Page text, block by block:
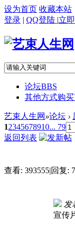
设为首页 收藏本站
登录 | QQ登陆 |立
论坛BBS
其他方式购
艺束人生网 »论坛 ›
12345678910... 79
返回列表
查看: 393555|回复:
发
宣传